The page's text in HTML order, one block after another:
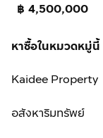
฿ 4,500,000
หาซื้อในหมวดหมู่นี้
Kaidee Property
อสังหาริมทรัพย์